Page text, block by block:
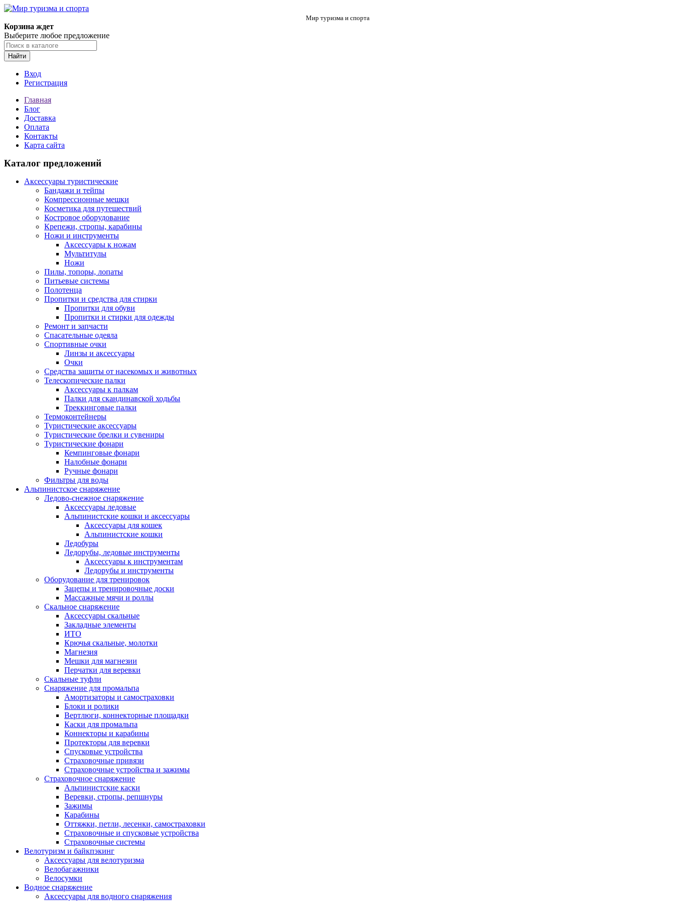
Мир туризма и спорта
Корзина ждет
Выберите любое предложение
Найти
Вход
Регистрация
Главная
Блог
Доставка
Оплата
Контакты
Карта сайта
Каталог предложений
Аксессуары туристические
Бандажи и тейпы
Компрессионные мешки
Косметика для путешествий
Костровое оборудование
Крепежи, стропы, карабины
Ножи и инструменты
Аксессуары к ножам
Мультитулы
Ножи
Пилы, топоры, лопаты
Питьевые системы
Полотенца
Пропитки и средства для стирки
Пропитки для обуви
Пропитки и стирки для одежды
Ремонт и запчасти
Спасательные одеяла
Спортивные очки
Линзы и аксессуары
Очки
Средства защиты от насекомых и животных
Телескопические палки
Аксессуары к палкам
Палки для скандинавской ходьбы
Треккинговые палки
Термоконтейнеры
Туристические аксессуары
Туристические брелки и сувениры
Туристические фонари
Кемпинговые фонари
Налобные фонари
Ручные фонари
Фильтры для воды
Альпинистское снаряжение
Ледово-снежное снаряжение
Аксессуары ледовые
Альпинистские кошки и аксессуары
Аксессуары для кошек
Альпинистские кошки
Ледобуры
Ледорубы, ледовые инструменты
Аксессуары к инструментам
Ледорубы и инструменты
Оборудование для тренировок
Зацепы и тренировочные доски
Массажные мячи и роллы
Скальное снаряжение
Аксессуары скальные
Закладные элементы
ИТО
Крючья скальные, молотки
Магнезия
Мешки для магнезии
Перчатки для веревки
Скальные туфли
Снаряжение для промальпа
Амортизаторы и самостраховки
Блоки и ролики
Вертлюги, коннекторные площадки
Каски для промальпа
Коннекторы и карабины
Протекторы для веревки
Спусковые устройства
Страховочные привязи
Страховочные устройства и зажимы
Страховочное снаряжение
Альпинистские каски
Веревки, стропы, репшнуры
Зажимы
Карабины
Оттяжки, петли, лесенки, самостраховки
Страховочные и спусковые устройства
Страховочные системы
Велотуризм и байкпэкинг
Аксессуары для велотуризма
Велобагажники
Велосумки
Водное снаряжение
Аксессуары для водного снаряжения